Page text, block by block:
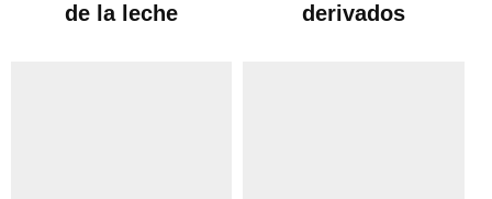
de la leche
derivados